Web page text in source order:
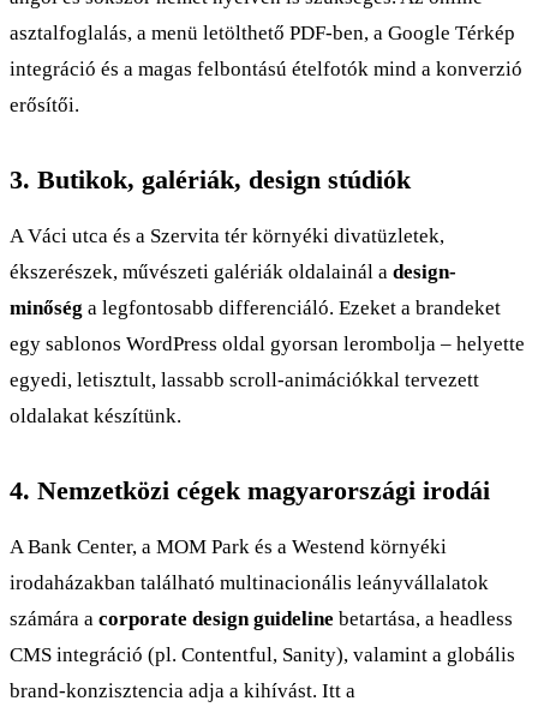
asztalfoglalás, a menü letölthető PDF-ben, a Google Térkép
integráció és a magas felbontású ételfotók mind a konverzió
erősítői.
3. Butikok, galériák, design stúdiók
A Váci utca és a Szervita tér környéki divatüzletek,
ékszerészek, művészeti galériák oldalainál a design-
minőség a legfontosabb differenciáló. Ezeket a brandeket
egy sablonos WordPress oldal gyorsan lerombolja – helyette
egyedi, letisztult, lassabb scroll-animációkkal tervezett
oldalakat készítünk.
4. Nemzetközi cégek magyarországi irodái
A Bank Center, a MOM Park és a Westend környéki
irodaházakban található multinacionális leányvállalatok
számára a corporate design guideline betartása, a headless
CMS integráció (pl. Contentful, Sanity), valamint a globális
brand-konzisztencia adja a kihívást. Itt a